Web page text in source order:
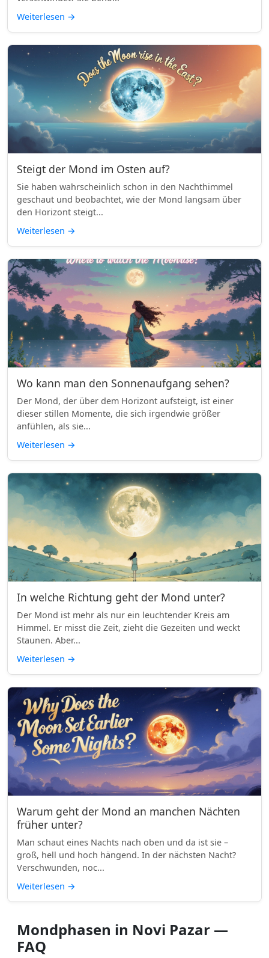
Weiterlesen →
Steigt der Mond im Osten auf?
Sie haben wahrscheinlich schon in den Nachthimmel
geschaut und beobachtet, wie der Mond langsam über
den Horizont steigt...
Weiterlesen →
Wo kann man den Sonnenaufgang sehen?
Der Mond, der über dem Horizont aufsteigt, ist einer
dieser stillen Momente, die sich irgendwie größer
anfühlen, als sie...
Weiterlesen →
In welche Richtung geht der Mond unter?
Der Mond ist mehr als nur ein leuchtender Kreis am
Himmel. Er misst die Zeit, zieht die Gezeiten und weckt
Staunen. Aber...
Weiterlesen →
Warum geht der Mond an manchen Nächten
früher unter?
Man schaut eines Nachts nach oben und da ist sie –
groß, hell und hoch hängend. In der nächsten Nacht?
Verschwunden, noc...
Weiterlesen →
Mondphasen in Novi Pazar —
FAQ